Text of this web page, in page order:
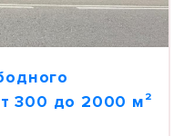
300 до 2000 м²